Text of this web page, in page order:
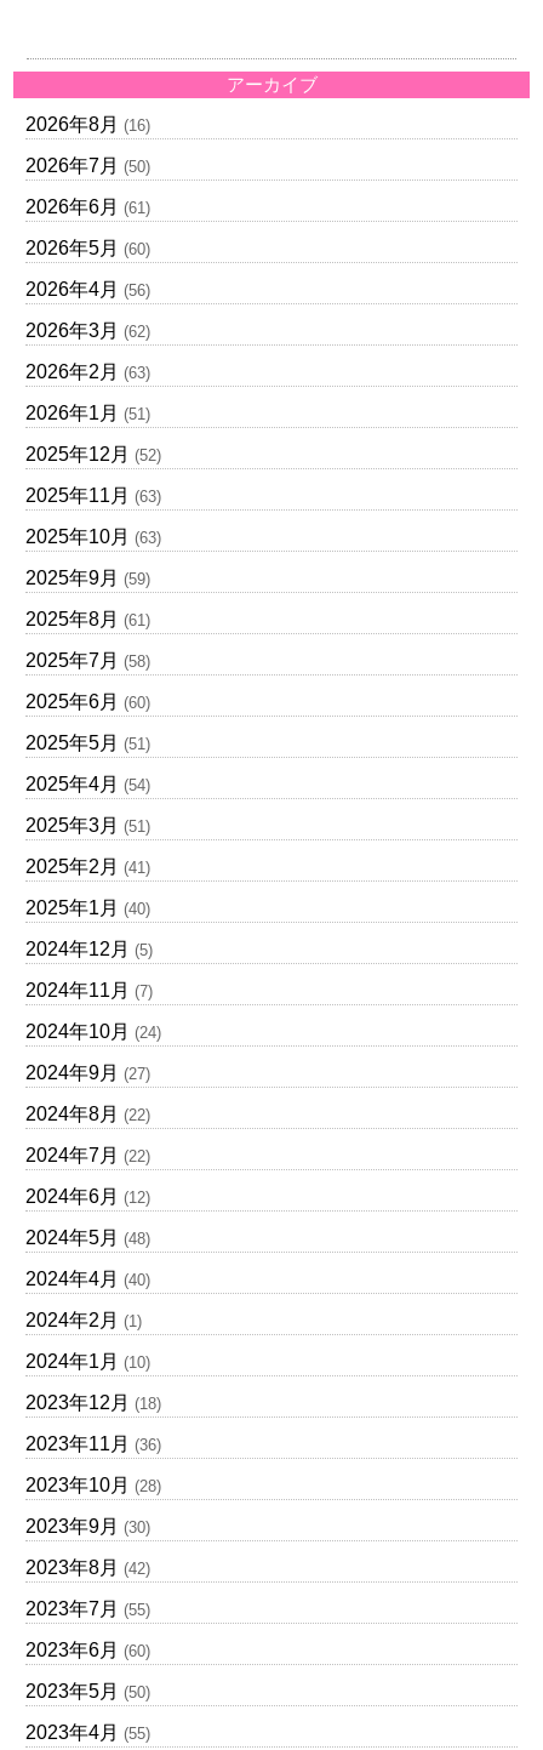
アーカイブ
2026年8月 (16)
2026年7月 (50)
2026年6月 (61)
2026年5月 (60)
2026年4月 (56)
2026年3月 (62)
2026年2月 (63)
2026年1月 (51)
2025年12月 (52)
2025年11月 (63)
2025年10月 (63)
2025年9月 (59)
2025年8月 (61)
2025年7月 (58)
2025年6月 (60)
2025年5月 (51)
2025年4月 (54)
2025年3月 (51)
2025年2月 (41)
2025年1月 (40)
2024年12月 (5)
2024年11月 (7)
2024年10月 (24)
2024年9月 (27)
2024年8月 (22)
2024年7月 (22)
2024年6月 (12)
2024年5月 (48)
2024年4月 (40)
2024年2月 (1)
2024年1月 (10)
2023年12月 (18)
2023年11月 (36)
2023年10月 (28)
2023年9月 (30)
2023年8月 (42)
2023年7月 (55)
2023年6月 (60)
2023年5月 (50)
2023年4月 (55)